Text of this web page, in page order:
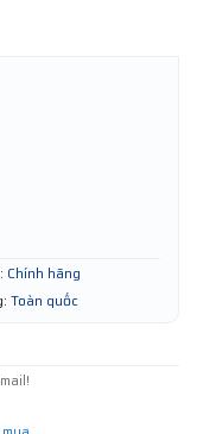
Chính hãng
Toàn quốc